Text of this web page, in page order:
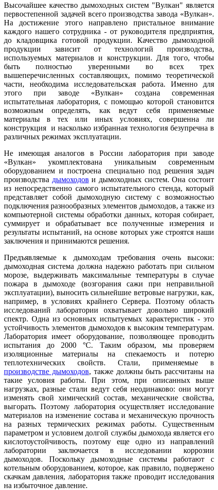
Высочайшее качество дымоходных систем "Вулкан" является
первостепенной задачей всего производства завода «Вулкан».
На достижение этого направлено пристальное внимание
каждого нашего сотрудника - от руководителя предприятия,
до кладовщика готовой продукции. Качество дымоходной
продукции зависит от технологий производства,
используемых материалов и конструкции. Для того, чтобы
быть полностью уверенными во всех трех
вышеперечисленных составляющих, помимо теоретической
части, необходима исследовательская работа. Именно для
этого при заводе «Вулкан» создана современная
испытательная лаборатория, с помощью которой становится
возможным определять, как ведут себя применяемые
материалы в тех или иных условиях, совершенна ли
конструкция и насколько избранная технология безупречна в
различных режимах эксплуатации.
Не имеющая аналогов в России лаборатория при заводе
«Вулкан» укомплектована уникальным современным
оборудованием и построена специально под решения задач
производства дымоходов и дымоходных систем. Она состоит
из непосредственно самого испытательного стенда, который
представляет собой дымоходную систему с возможностью
подключения разнообразных элементов дымоходов, а также из
компьютерной системы обработки данных, которая собирает,
суммирует и обрабатывает все полученные измерения и
результаты испытаний, на основе которых уже строятся наши
заключения и принимаются решения.
Предъявляемые к дымоходам требования очень высоки:
дымоходная система должна надежно работать при сильном
морозе, выдерживать максимальные температуры в случае
пожара в дымоходе (возгорания сажи при неправильной
эксплуатации), выносить сильнейшие ветровые нагрузки, как,
например, в условиях крайнего Сервера. Поэтому область
исследований лаборатории охватывает довольно широкий
спектр. Одна из основных испытуемых характеристик - это
устойчивость элементов дымоходов к высоким температурам.
Лаборатория имеет оборудование, позволяющее проводить
испытания до 2000 °C. Таким образом, мы проверяем
изоляционные материалы на спекаемость и потерю
теплотехнических свойств. Стали, применяемые в
производстве дымоходов, также должны быть рассчитаны на
такие условия работы. При этом, при описанных выше
нагрузках, разные стали ведут себя неодинаково: они могут
изменять свой химический состав, механические свойства,
выгорать. Поэтому лаборатория осуществляет исследование
материалов на изменение состава и механическую прочность
на разных термических режимах работы. Существенным
параметром и условием долгой службы дымохода является его
кислотоустойчивость, поэтому еще одно из направлений
лаборатории заключается в исследовании коррозии
дымоходов. Поскольку дымоходные системы работают с
котельным оборудованием, которое, как правило, подвержено
скачкам давления, лаборатория также проводит исследования
на избыточное давление.